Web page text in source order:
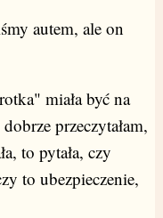
autem, ale on
miała być na
przeczytałam,
to pytała, czy
to ubezpieczenie,